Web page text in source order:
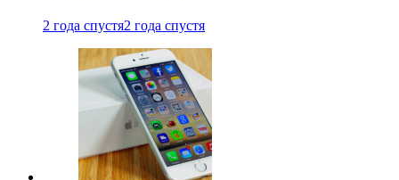
2 года спустя2 года спустя